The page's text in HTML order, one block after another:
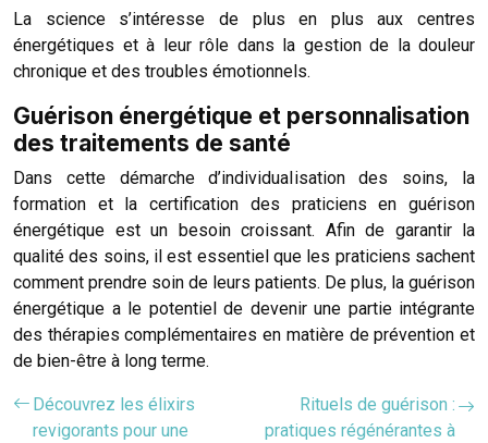
La science s’intéresse de plus en plus aux centres
énergétiques et à leur rôle dans la gestion de la douleur
chronique et des troubles émotionnels.
Guérison énergétique et personnalisation
des traitements de santé
Dans cette démarche d’individualisation des soins, la
formation et la certification des praticiens en guérison
énergétique est un besoin croissant. Afin de garantir la
qualité des soins, il est essentiel que les praticiens sachent
comment prendre soin de leurs patients. De plus, la guérison
énergétique a le potentiel de devenir une partie intégrante
des thérapies complémentaires en matière de prévention et
de bien-être à long terme.
Découvrez les élixirs
revigorants pour une
Rituels de guérison :
pratiques régénérantes à